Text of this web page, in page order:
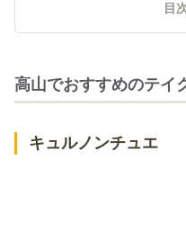
目
高山でおすすめのテイ
キュルノンチュエ